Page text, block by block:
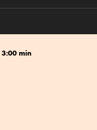
3:00 min